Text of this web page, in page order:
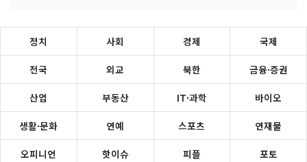
정치 사회 경제 국제
전국 외교 북한 금융·증권
산업 부동산 IT·과학 바이오
생활·문화 연예 스포츠 연재물
오피니언 핫이슈 피플 포토